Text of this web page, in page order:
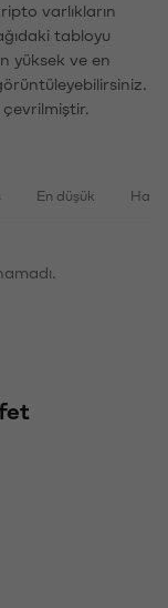
varlıkların
tabloyu
yüksek ve en
En düşük